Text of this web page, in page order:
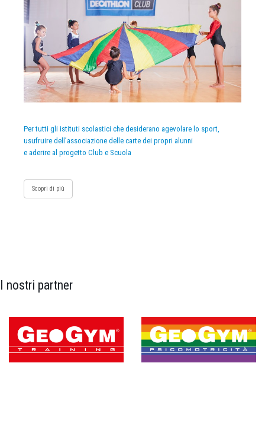
Per tutti gli istituti scolastici che desiderano agevolare lo sport,
usufruire dell’associazione delle carte dei propri alunni
e aderire al progetto Club e Scuola
Scopri di più
I nostri partner